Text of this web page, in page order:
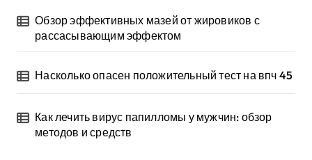
Обзор эффективных мазей от жировиков с
рассасывающим эффектом
Насколько опасен положительный тест на впч 45
Как лечить вирус папилломы у мужчин: обзор
методов и средств